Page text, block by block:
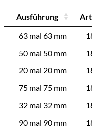
Ausführung
Ausführung
63 mal 63 mm
50 mal 50 mm
20 mal 20 mm
75 mal 75 mm
32 mal 32 mm
90 mal 90 mm